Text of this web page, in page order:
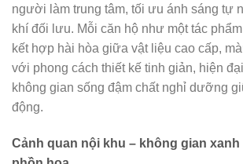
người làm trung tâm, tối ưu ánh sáng tự
khí đối lưu. Mỗi căn hộ như một tác
kết hợp hài hòa giữa vật liệu cao cấp,
với phong cách thiết kế tinh giản, hiện
không gian sống đậm chất nghỉ dưỡng
động.
Cảnh quan nội khu – không gian